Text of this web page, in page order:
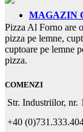
MAGAZIN
Pizza Al Forno are
pizza pe lemne,
cuptoare pe lemne
pizza.
COMENZI
Str. Industriilor,
+40